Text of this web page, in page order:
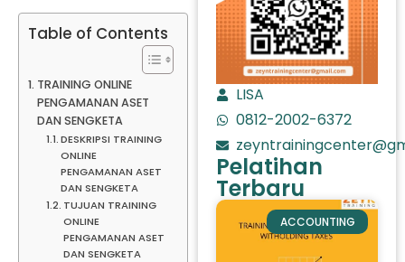
Table of Contents
TRAINING ONLINE
PENGAMANAN ASET
DAN SENGKETA
DESKRIPSI TRAINING
ONLINE
PENGAMANAN ASET
DAN SENGKETA
TUJUAN TRAINING
ONLINE
PENGAMANAN ASET
DAN SENGKETA
LISA
0812-2002-6372
Pelatihan
Terbaru
ACCOUNTING